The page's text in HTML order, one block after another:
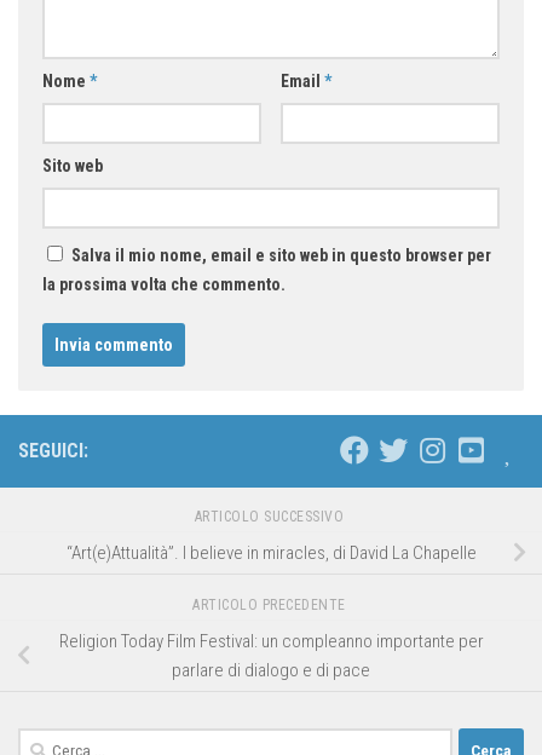
Nome * Email *
Sito web
Salva il mio nome, email e sito web in questo browser per
la prossima volta che commento.
SEGUICI:
ARTICOLO SUCCESSIVO
“Art(e)Attualità”. I believe in miracles, di David La Chapelle
ARTICOLO PRECEDENTE
Religion Today Film Festival: un compleanno importante per
parlare di dialogo e di pace